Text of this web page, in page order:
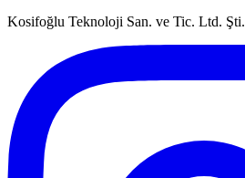
Kosifoğlu Teknoloji San. ve Tic. Ltd. Şti.